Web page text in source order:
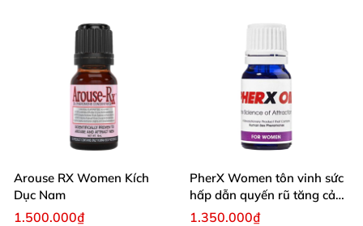
Arouse RX Women Kích
Dục Nam
1.500.000₫
PherX Women tôn vinh sức
hấp dẫn quyến rũ tăng cảm
xúc phái mạnh
1.350.000₫